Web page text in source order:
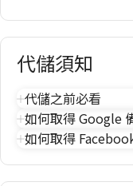
代儲須知
代儲之前必看
如何取得 Google
如何取得